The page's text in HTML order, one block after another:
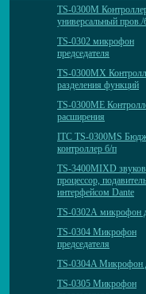
TS-0300M
универсальный пров./
TS-0302 микрофон
председателя
TS-0300MX
разделения функций
TS-0300ME
расширения
ITC TS-0300MS
контроллер б/п
TS-3400MIXD
процессор,
интерфейсом Dante
TS-0302А микрофон
TS-0304 Микрофон
председателя
TS-0304A Микрофон
TS-0305 Микрофон